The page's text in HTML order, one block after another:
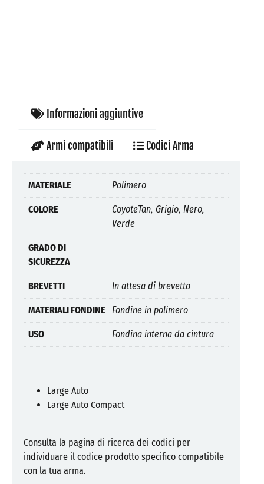
Informazioni aggiuntive
Armi compatibili Codici Arma
MATERIALE Polimero
COLORE
CoyoteTan, Grigio, Nero,
Verde
GRADO DI
SICUREZZA
BREVETTI In attesa di brevetto
MATERIALI FONDINE Fondine in polimero
USO Fondina interna da cintura
Large Auto
Large Auto Compact
Consulta la pagina di ricerca dei codici per
individuare il codice prodotto specifico compatibile
con la tua arma.